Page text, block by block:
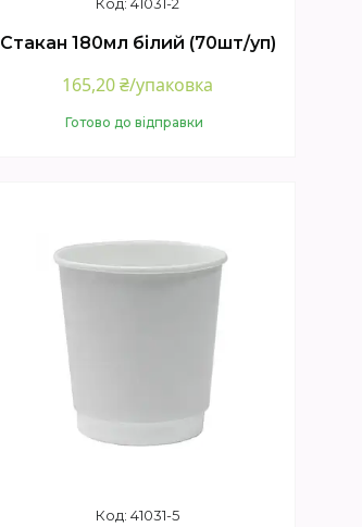
Стакан 180мл білий (70шт/уп)
165,20 ₴/упаковка
Готово до відправки
41031-5